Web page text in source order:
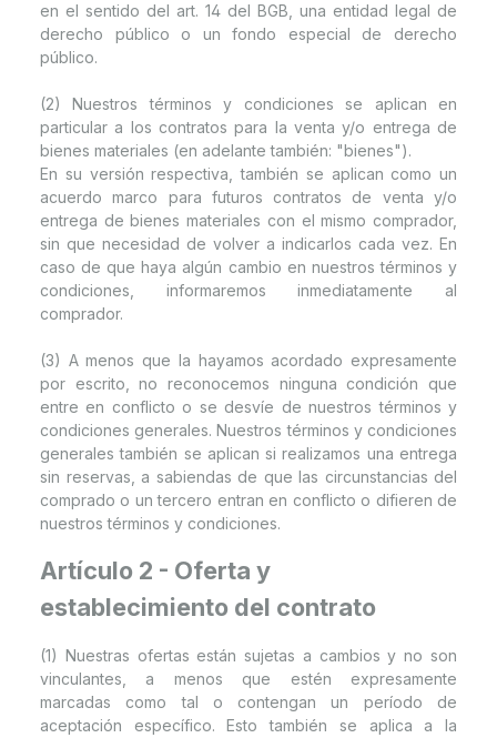
en el sentido del art. 14 del BGB, una entidad legal de
derecho público o un fondo especial de derecho
público.
(2) Nuestros términos y condiciones se aplican en
particular a los contratos para la venta y/o entrega de
bienes materiales (en adelante también: "bienes").
En su versión respectiva, también se aplican como un
acuerdo marco para futuros contratos de venta y/o
entrega de bienes materiales con el mismo comprador,
sin que necesidad de volver a indicarlos cada vez. En
caso de que haya algún cambio en nuestros términos y
condiciones, informaremos inmediatamente al
comprador.
(3) A menos que la hayamos acordado expresamente
por escrito, no reconocemos ninguna condición que
entre en conflicto o se desvíe de nuestros términos y
condiciones generales. Nuestros términos y condiciones
generales también se aplican si realizamos una entrega
sin reservas, a sabiendas de que las circunstancias del
comprado o un tercero entran en conflicto o difieren de
nuestros términos y condiciones.
Artículo 2 - Oferta y
establecimiento del contrato
(1) Nuestras ofertas están sujetas a cambios y no son
vinculantes, a menos que estén expresamente
marcadas como tal o contengan un período de
aceptación específico. Esto también se aplica a la